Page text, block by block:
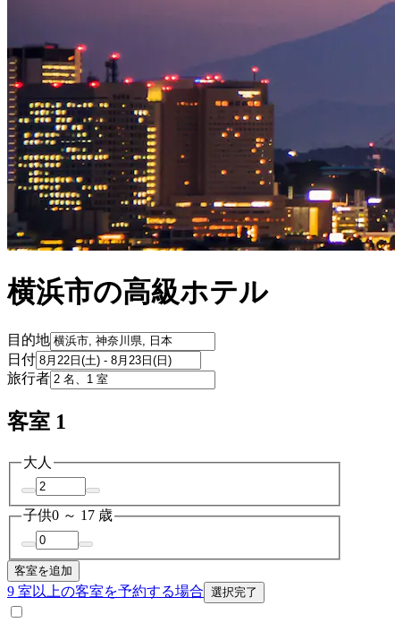
横浜市の高級ホテル
目的地
日付
旅行者
客室 1
大人
子供0 ～ 17 歳
客室を追加
9 室以上の客室を予約する場合 選択完了